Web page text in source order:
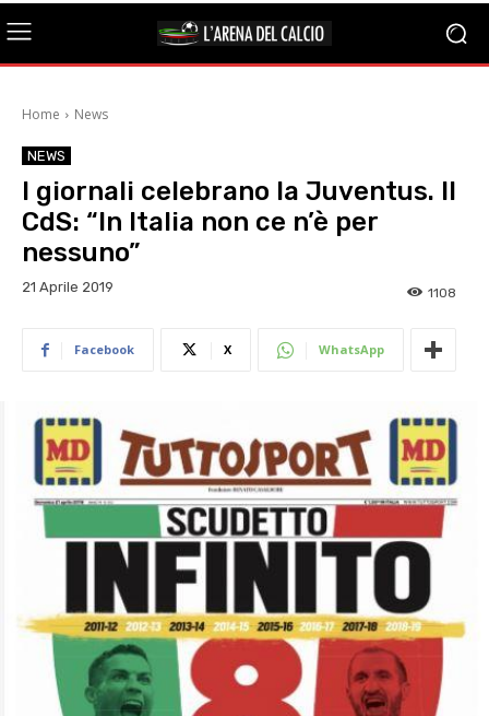
Home News
NEWS
I giornali celebrano la Juventus. Il
CdS: “In Italia non ce n’è per
nessuno”
21 Aprile 2019 1108
Facebook X WhatsApp